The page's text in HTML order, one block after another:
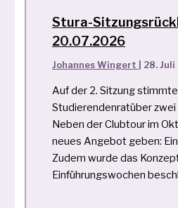
Stura-
20.07.2026
Johannes Wingert 28. Juli
Auf der 2. Sitzung
Studierendenratüber
Neben der Clubtour im
neues Angebot geben:
Zudem wurde das
Einführungswochen